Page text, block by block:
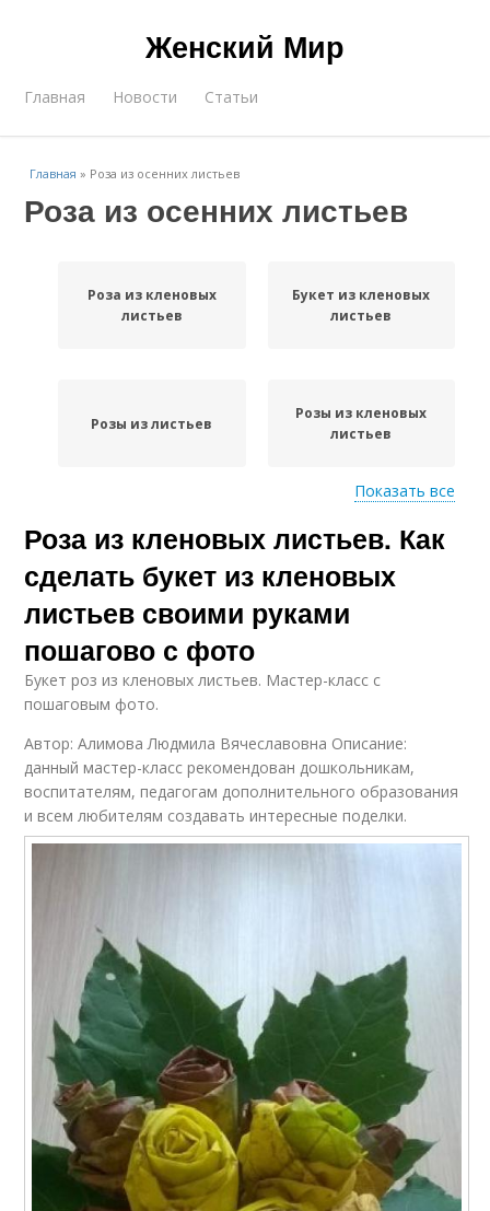
Женский Мир
Главная Новости Статьи
Главная » Роза из осенних листьев
Роза из осенних листьев
Роза из кленовых
листьев
Букет из кленовых
листьев
Розы из листьев
Розы из кленовых
листьев
Цвета из листьев
Розы из осенних
листьев
Осенние цветы
Осенний букет Роза из листьев
Показать все
Роза из кленовых листьев. Как
сделать букет из кленовых
листьев своими руками
пошагово с фото
Букет роз из кленовых листьев. Мастер-класс с
пошаговым фото.
Автор: Алимова Людмила Вячеславовна Описание:
данный мастер-класс рекомендован дошкольникам,
воспитателям, педагогам дополнительного образования
и всем любителям создавать интересные поделки.